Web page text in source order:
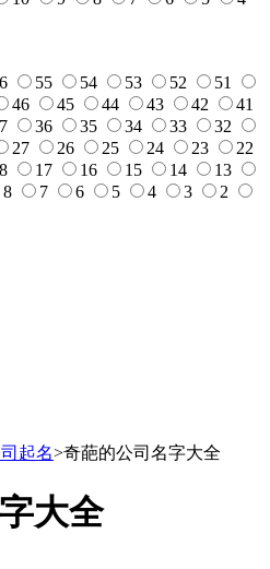
55 54 53 52
51
46 45 44 43 42
41
36 35 34 33
32
27 26 25 24 23
22
17 16 15 14
13
8 7 6 5 4 3
2
起名>奇葩的公司名字大全
大全